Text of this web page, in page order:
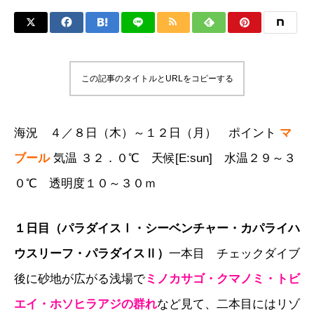
この記事のタイトルとURLをコピーする
海況 ４ ／８ 日（木）～１２日（月） ポイント マ
ブール 気温 ３２．０℃ 天候[E:sun] 水温２９～３
０ ℃ 透明度１０～３０ｍ
１日目（パラダイスⅠ・シーベンチャー・カパライハ
ウスリーフ・パラダイスⅡ） 一本目 チェックダイブ
後に砂地が広がる浅場でミノカサゴ・クマノミ・トビ
エイ・ホソヒラアジの群れなど見て、二本目には リ ゾ